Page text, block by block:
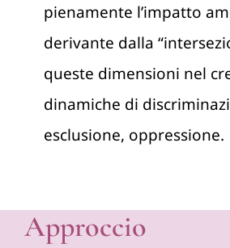
pienamente l’impatto
derivante dalla
queste dimensioni nel
dinamiche di
esclusione, oppressione.
Approccio